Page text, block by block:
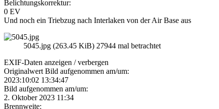
Belichtungskorrektur:
0 EV
Und noch ein Triebzug nach Interlaken von der Air Base aus
5045.jpg (263.45 KiB) 27944 mal betrachtet
EXIF-Daten anzeigen / verbergen
Originalwert Bild aufgenommen am/um:
2023:10:02 13:34:47
Bild aufgenommen am/um:
2. Oktober 2023 11:34
Brennweite: